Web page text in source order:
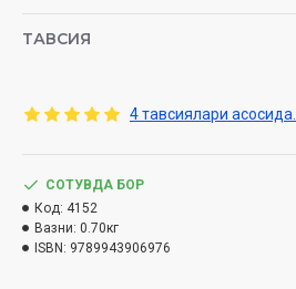
Нашриёт: «Muharrir» нашриёти
ISBN: 978-9943-9069-7-6
Ўлчами: 70×90 1/16
Муқоваси:қаттиқ
ТАВСИЯ
4 тавсиялари асосида.
СОТУВДА БОР
Код: 4152
Вазни: 0.70кг
ISBN: 9789943906976